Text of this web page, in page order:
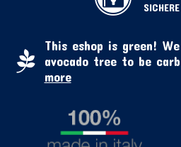
This eshop is green!
avocado tree to be
more